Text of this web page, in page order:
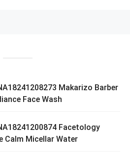
Makarizo Barber
Face Wash
Facetology
Calm Micellar Water